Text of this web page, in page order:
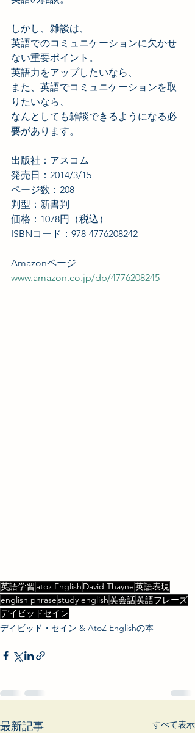
しかし、雑談は、
英語でのコミュニケーションに欠かせ
ない重要ポイント。
英語力をアップしたいなら、
また、英語でコミュニケーションを取
りたいなら、
なんとしても雑談できるようになる必
要があります。
出版社：アスコム
発売日：2014/3/15
ページ数：208
判型：新書判
価格：1078円（税込）
ISBNコード：978-4776208242
Amazonページ
www.amazon.co.jp/dp/4776208245
英語学習 atoz English David Thayne英語表現
english phrasestudy english英会話英語フレーズ
デイビッドセイン
デイビッド・セイン & AtoZ Englishの本
最新記事 すべて表示